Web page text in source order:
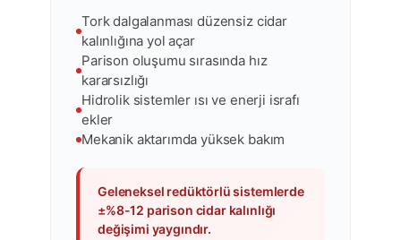
Tork dalgalanması düzensiz cidar
kalınlığına yol açar
Parison oluşumu sırasında hız
kararsızlığı
Hidrolik sistemler ısı ve enerji israfı
ekler
Mekanik aktarımda yüksek bakım
Geleneksel redüktörlü sistemlerde
±%8-12 parison cidar kalınlığı
değişimi yaygındır.